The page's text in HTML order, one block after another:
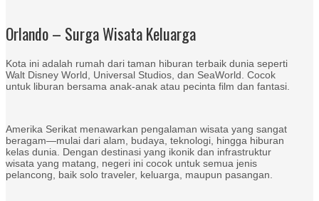
Orlando – Surga Wisata Keluarga
Kota ini adalah rumah dari taman hiburan terbaik dunia seperti
Walt Disney World, Universal Studios, dan SeaWorld. Cocok
untuk liburan bersama anak-anak atau pecinta film dan fantasi.
Amerika Serikat menawarkan pengalaman wisata yang sangat
beragam—mulai dari alam, budaya, teknologi, hingga hiburan
kelas dunia. Dengan destinasi yang ikonik dan infrastruktur
wisata yang matang, negeri ini cocok untuk semua jenis
pelancong, baik solo traveler, keluarga, maupun pasangan.